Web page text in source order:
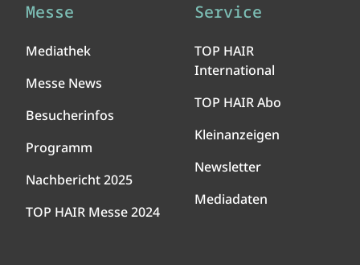
Messe
Mediathek
Messe News
Besucherinfos
Programm
Nachbericht 2025
TOP HAIR Messe 2024
Service
TOP HAIR
International
TOP HAIR Abo
Kleinanzeigen
Newsletter
Mediadaten